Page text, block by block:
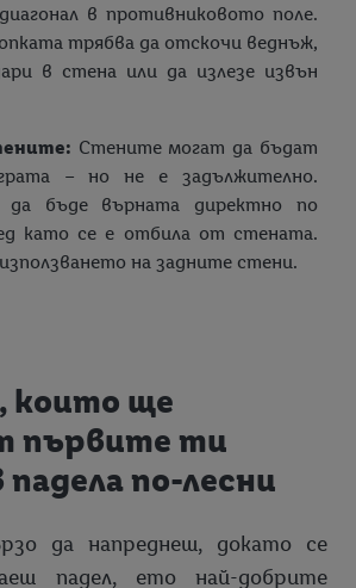
в противниковото поле.
трябва да отскочи веднъж,
в стена или да излезе извън
Стените могат да бъдат
– но не е задължително.
да бъде върната директно по
като се е отбила от стената.
на задните стени.
които ще
първите ти
по-лесни
да напреднеш, докато се
падел, ето най-добрите